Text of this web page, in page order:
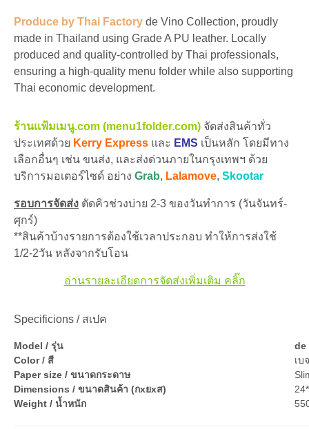
Produce by Thai Factory de Vino Collection, proudly
made in Thailand using Grade A PU leather. Locally
produced and quality-controlled by Thai professionals,
ensuring a high-quality menu folder while also supporting
Thai economic development.
ร้านแฟ้มเมนู.com (menu1folder.com) จัดส่งสินค้าทั่ว
ประเทศด้วย Kerry Express และ EMS เป็นหลัก โดยมีทาง
เลือกอื่นๆ เช่น ขนส่ง, และส่งด่วนภายในกรุงเทพฯ ด้วย
บริการมอเตอร์ไซด์ อย่าง Grab, Lalamove, Skootar
รอบการจัดส่ง ตัดคิวช่วงบ่าย 2-3 ของวันทำการ (วันจันทร์-
ศุกร์)
**สินค้าบ้างรายการต้องใช้เวลาประกอบ ทำให้การส่งใช้
1/2-2วัน หลังจากรับโอน
อ่านรายละเอียดการจัดส่งเพิ่มเติม คลิ๊ก
Specificions / สเปค
Model / รุ่น
de
Color / สี
เบ
Paper size / ขนาดกระดาษ
Dimensions / ขนาดสินค้า (กxยxส)
Weight / น้ำหนัก